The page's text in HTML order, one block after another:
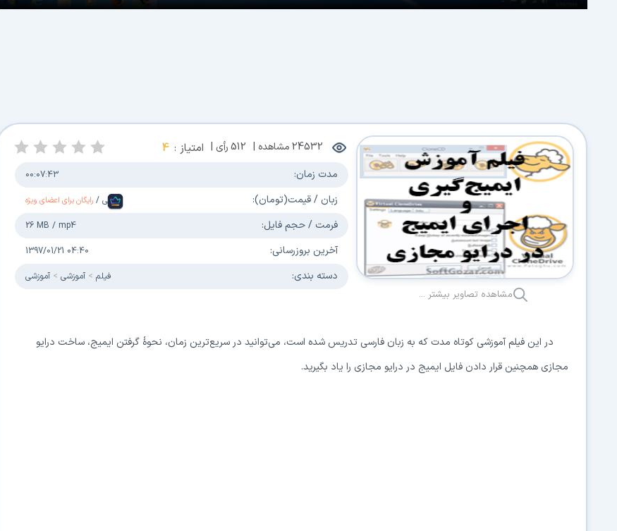
مشاهده تصاویر بیشتر ...
24532مشاهده | 512رأی | امتیاز : 4
مدت زمان: 00:07:43
زبان / قیمت(تومان): فارسی / رایگان برای اعضای ویژه
فرمت / حجم فایل: 26 MB / mp4
آخرین بروزرسانی: 1397/01/21 04:40
دسته بندی: فیلم آموزشی آموزشی
در این فیلم آموزشی کوتاه مدت که به زبان فارسی تدریس شده است، می‌توانید در سریع‌ترین زمان، نحوهٔ گرفتن ایمیج، ساخت درایو
مجازی همچنین قرار دادن فایل ایمیج در درایو مجازی را یاد بگیرید.